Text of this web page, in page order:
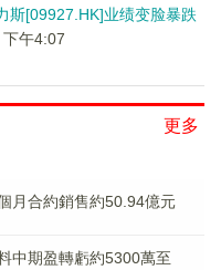
斯[09927.HK]业绩变脸暴跌
午4:07
更多
月合約銷售約50.94億元
中期盈轉虧約5300萬至